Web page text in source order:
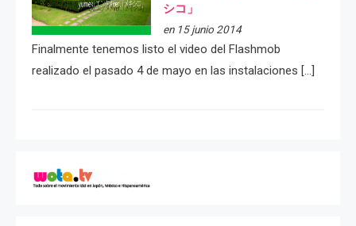
シコ」
en 15 junio 2014
Finalmente tenemos listo el video del Flashmob
realizado el pasado 4 de mayo en las instalaciones […]